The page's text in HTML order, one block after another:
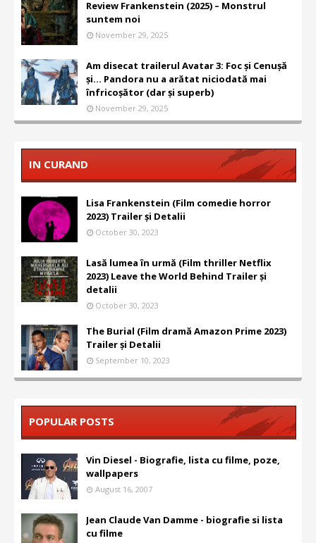
Review Frankenstein (2025) – Monstrul
suntem noi
November 29, 2025
Am disecat trailerul Avatar 3: Foc și Cenușă
și... Pandora nu a arătat niciodată mai
înfricoșător (dar și superb)
November 29, 2025
IN CURAND
Lisa Frankenstein (Film comedie horror
2023) Trailer și Detalii
October 30, 2023
Lasă lumea în urmă (Film thriller Netflix
2023) Leave the World Behind Trailer și
detalii
October 30, 2023
The Burial (Film dramă Amazon Prime 2023)
Trailer și Detalii
September 10, 2023
POPULAR POSTS
Vin Diesel - Biografie, lista cu filme, poze,
wallpapers
August 16, 2007
Jean Claude Van Damme - biografie si lista
cu filme